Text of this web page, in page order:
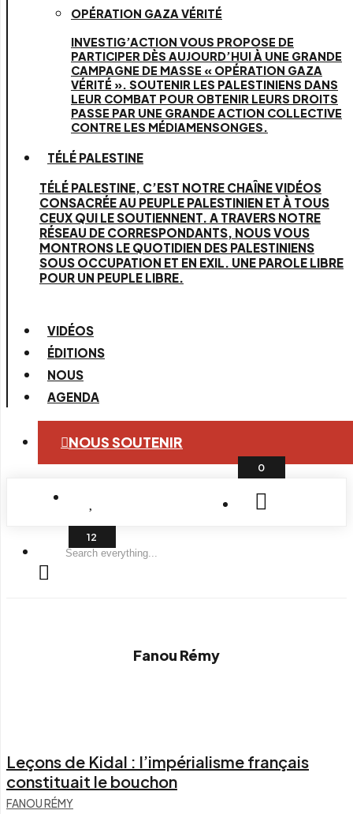
OPÉRATION GAZA VÉRITÉ
INVESTIG’ACTION VOUS PROPOSE DE
PARTICIPER DÈS AUJOURD’HUI À UNE GRANDE
CAMPAGNE DE MASSE « OPÉRATION GAZA
VÉRITÉ ». SOUTENIR LES PALESTINIENS DANS
LEUR COMBAT POUR OBTENIR LEURS DROITS
PASSE PAR UNE GRANDE ACTION COLLECTIVE
CONTRE LES MÉDIAMENSONGES.
TÉLÉ PALESTINE
TÉLÉ PALESTINE, C’EST NOTRE CHAÎNE VIDÉOS
CONSACRÉE AU PEUPLE PALESTINIEN ET À TOUS
CEUX QUI LE SOUTIENNENT. A TRAVERS NOTRE
RÉSEAU DE CORRESPONDANTS, NOUS VOUS
MONTRONS LE QUOTIDIEN DES PALESTINIENS
SOUS OCCUPATION ET EN EXIL. UNE PAROLE LIBRE
POUR UN PEUPLE LIBRE.
VIDÉOS
ÉDITIONS
NOUS
AGENDA
NOUS SOUTENIR
0
Search
Fanou Rémy
Leçons de Kidal : l’impérialisme français
constituait le bouchon
FANOU RÉMY